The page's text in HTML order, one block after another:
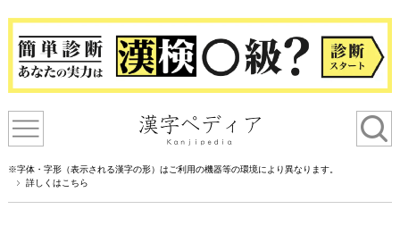
※字体・字形（表示される漢字の形）はご利用の機器等の環境により異なります。
詳しくはこちら